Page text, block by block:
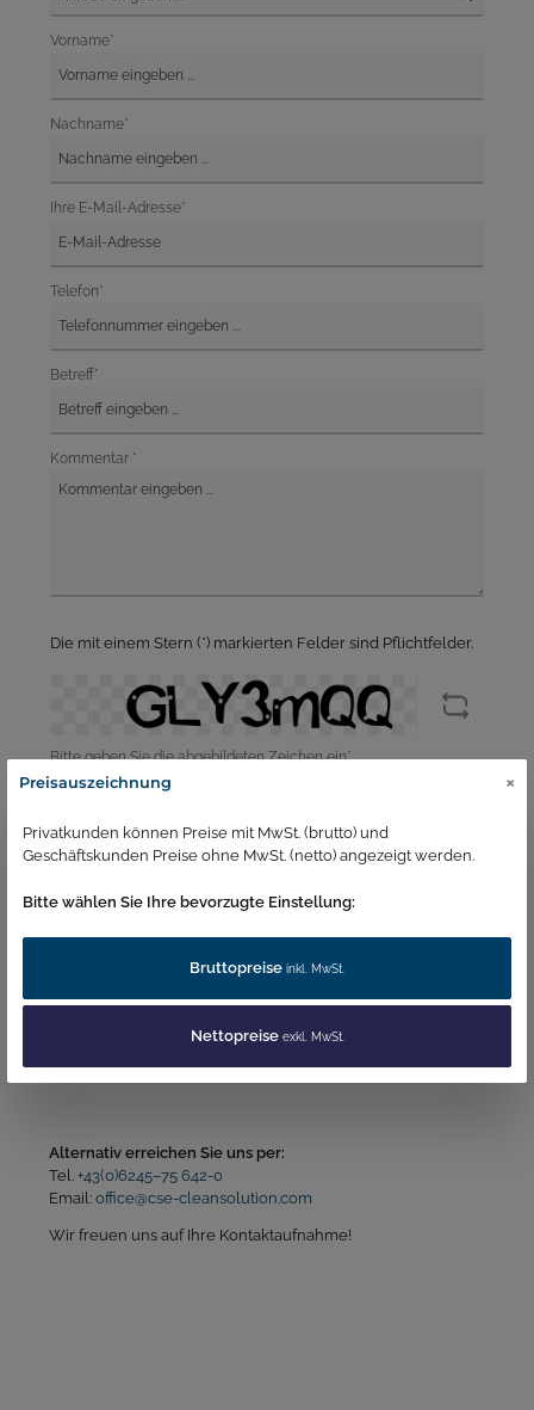
Vorname*
Nachname*
Ihre E-Mail-Adresse*
Telefon*
Betreff*
Kommentar *
Die mit einem Stern (*) markierten Felder sind Pflichtfelder.
Bitte geben Sie die abgebildeten Zeichen ein*
Datenschutz *
genommen und dieAGBgelesen und bin mit ihnen
Alternativ erreichen Sie uns per:
Tel. +43(0)6245–75 642-0
Email: office@cse-cleansolution.com
Wir freuen uns auf Ihre Kontaktaufnahme!
Preisauszeichnung ×
Privatkunden können Preise mit MwSt. (brutto) und
Geschäftskunden Preise ohne MwSt. (netto) angezeigt werden.
Bitte wählen Sie Ihre bevorzugte Einstellung:
Bruttopreise inkl. MwSt.
Nettopreise exkl. MwSt.